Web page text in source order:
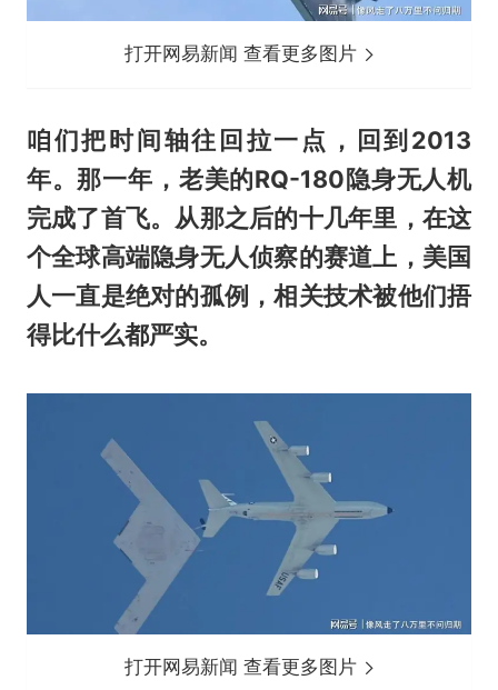
打开网易新闻 查看更多图片
咱们把时间轴往回拉一点，回到2013
年。那一年，老美的RQ-180隐身无人机
完成了首飞。从那之后的十几年里，在这
个全球高端隐身无人侦察的赛道上，美国
人一直是绝对的孤例，相关技术被他们捂
得比什么都严实。
打开网易新闻 查看更多图片